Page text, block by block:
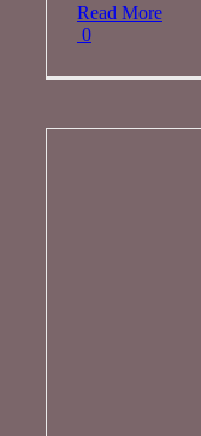
Read More
0